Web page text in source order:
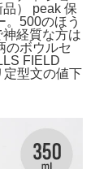
） peak 保
500のほう
経質な方は
ボウルセ
FIELD
型文の値下